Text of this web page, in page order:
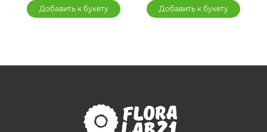
Добавить к букету Добавить к букету